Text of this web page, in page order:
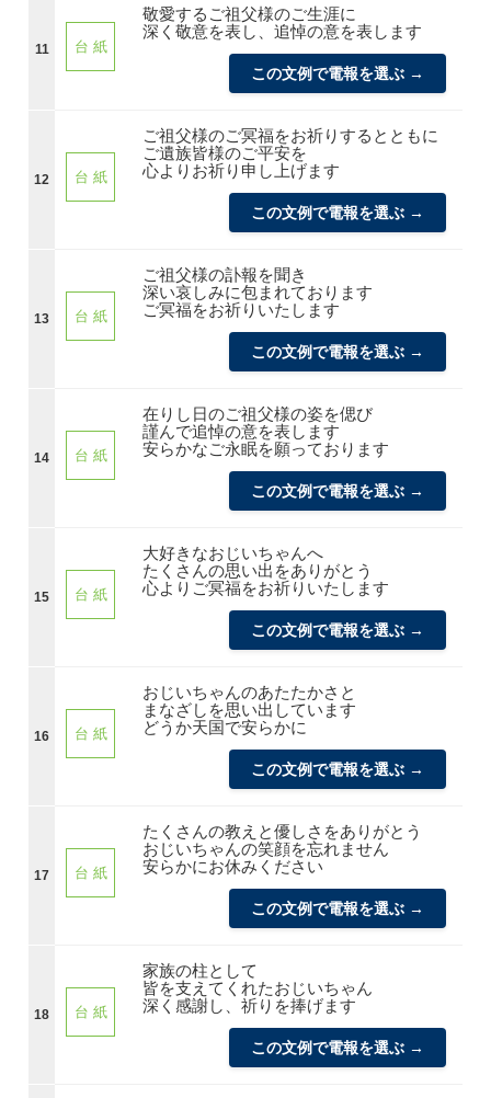
11 台 紙
敬愛するご祖父様のご生涯に
深く敬意を表し、追悼の意を表します
この文例で電報を選ぶ →
12 台 紙
ご祖父様のご冥福をお祈りするとともに
ご遺族皆様のご平安を
心よりお祈り申し上げます
この文例で電報を選ぶ →
13 台 紙
ご祖父様の訃報を聞き
深い哀しみに包まれております
ご冥福をお祈りいたします
この文例で電報を選ぶ →
14 台 紙
在りし日のご祖父様の姿を偲び
謹んで追悼の意を表します
安らかなご永眠を願っております
この文例で電報を選ぶ →
15 台 紙
大好きなおじいちゃんへ
たくさんの思い出をありがとう
心よりご冥福をお祈りいたします
この文例で電報を選ぶ →
16 台 紙
おじいちゃんのあたたかさと
まなざしを思い出しています
どうか天国で安らかに
この文例で電報を選ぶ →
17 台 紙
たくさんの教えと優しさをありがとう
おじいちゃんの笑顔を忘れません
安らかにお休みください
この文例で電報を選ぶ →
18 台 紙
家族の柱として
皆を支えてくれたおじいちゃん
深く感謝し、祈りを捧げます
この文例で電報を選ぶ →